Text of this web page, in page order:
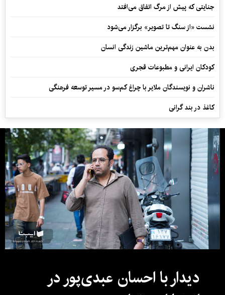
جنایتی که پیش از مرگ اتفاق می‌افتد
نشست «از سنگ تا تصویر» برگزار می‌شود
بدن به عنوان مهم‌ترین ماشین زندگی انسان
کودکان ایرانی و مطبوعات قجری
ناشران و نویسندگان ملایر با چراغ کم‌سو در مسیر توسعه فرهنگی
کاغذ در بند گرانی
دیدار با احسان عبدی‌پور در